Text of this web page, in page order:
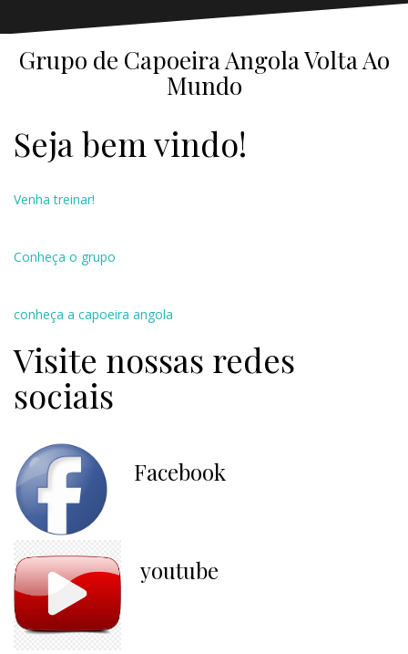
Grupo de Capoeira Angola Volta Ao
Mundo
Seja bem vindo!
Venha treinar!
Conheça o grupo
conheça a capoeira angola
Visite nossas redes
sociais
Facebook
youtube